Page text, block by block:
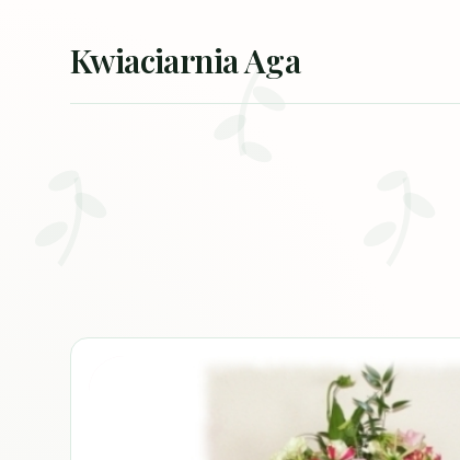
Kwiaciarnia Aga